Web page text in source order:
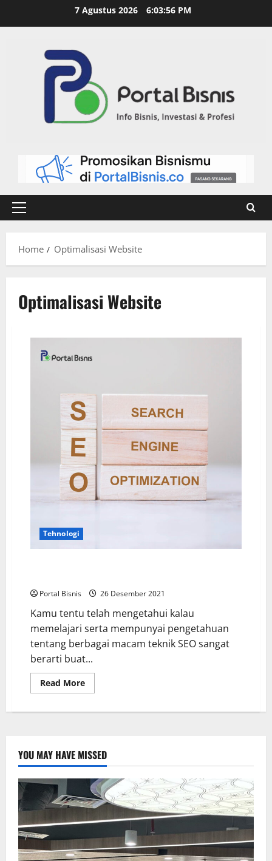
7 Agustus 2026 6:03:56 PM
Home Optimalisasi Website
Optimalisasi Website
Tehnologi
Portal Bisnis 26 Desember 2021
Kamu tentu telah mengetahui kalau
memelajari serta mempunyai pengetahuan
tentang berbagai macam teknik SEO sangat
berarti buat...
Read More
YOU MAY HAVE MISSED